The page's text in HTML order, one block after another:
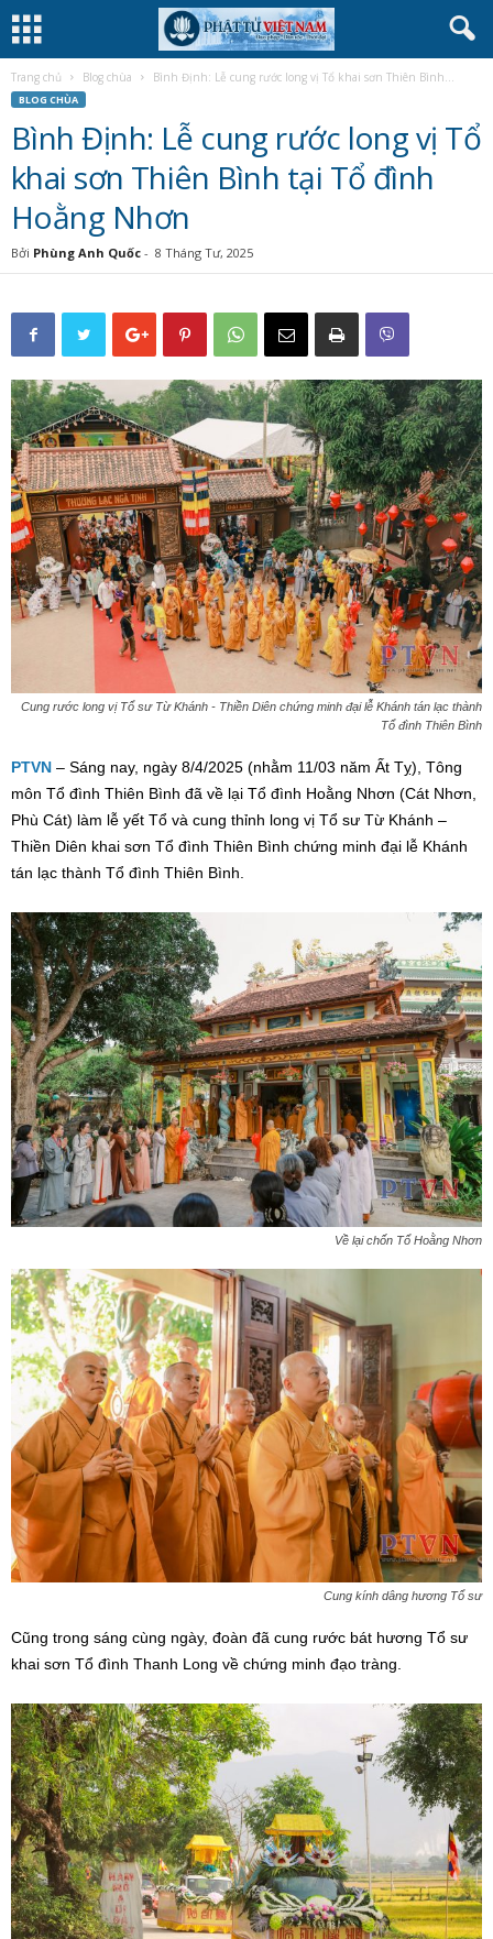
Trang chủ Blog chùa Bình Định: Lễ cung rước long vị Tổ khai sơn Thiên Bình...
BLOG CHÙA
Bình Định: Lễ cung rước long vị Tổ
khai sơn Thiên Bình tại Tổ đình
Hoằng Nhơn
Bởi Phùng Anh Quốc - 8 Tháng Tư, 2025
Cung rước long vị Tổ sư Từ Khánh - Thiền Diên chứng minh đại lễ Khánh tán lạc thành
Tổ đình Thiên Bình
PTVN – Sáng nay, ngày 8/4/2025 (nhằm 11/03 năm Ất Tỵ), Tông
môn Tổ đình Thiên Bình đã về lại Tổ đình Hoằng Nhơn (Cát Nhơn,
Phù Cát) làm lễ yết Tổ và cung thỉnh long vị Tổ sư Từ Khánh –
Thiền Diên khai sơn Tổ đình Thiên Bình chứng minh đại lễ Khánh
tán lạc thành Tổ đình Thiên Bình.
Về lại chốn Tổ Hoằng Nhơn
Cung kính dâng hương Tổ sư
Cũng trong sáng cùng ngày, đoàn đã cung rước bát hương Tổ sư
khai sơn Tổ đình Thanh Long về chứng minh đạo tràng.